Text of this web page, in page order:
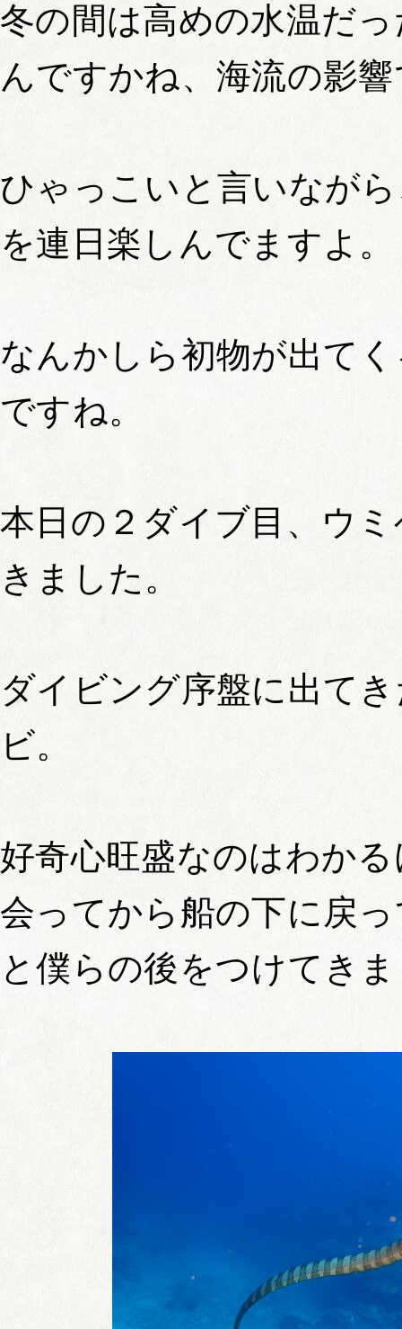
冬の間は高めの水温だ
んですかね、海流の影
ひゃっこいと言いなが
を連日楽しんでますよ。
なんかしら初物が出て
ですね。
本日の２ダイブ目、ウ
きました。
ダイビング序盤に出て
ビ。
好奇心旺盛なのはわか
会ってから船の下に戻
と僕らの後をつけてき